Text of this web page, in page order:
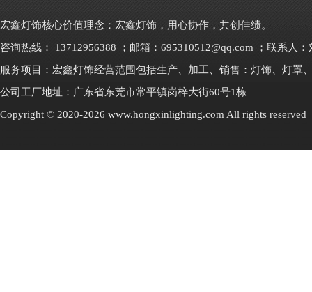
宏鑫灯饰核心价值理念：宏鑫灯饰，用心协作，共创佳绩。
咨询热线： 13712956388 ；邮箱：695310512@qq.com ；联系人：
服务项目：宏鑫灯饰经营范围包括生产、加工、销售：灯饰、灯罩
公司工厂地址：广东省东莞市常平镇岗梓大街60号1栋
Copyright © 2020-2026 www.hongxinlighting.com All rights